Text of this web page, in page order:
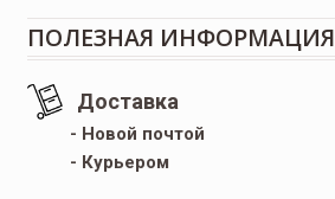
ПОЛЕЗНАЯ ИНФОРМАЦИЯ
Доставка
- Новой почтой
- Курьером